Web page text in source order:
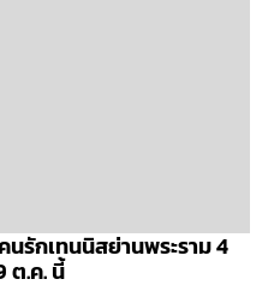
รักเทนนิสย่านพระราม 4
ต.ค. นี้